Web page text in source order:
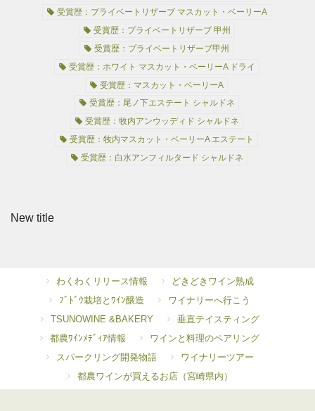
受賞歴：プライベートリザーブ マスカット・ベーリーA
受賞歴：プライベートリザーブ 甲州
受賞歴：プライベートリザーブ甲州
受賞歴：ホワイト マスカット・ベーリーA ドライ
受賞歴：マスカット・ベーリーA
受賞歴：尾ノ下エステート シャルドネ
受賞歴：牧内アンウッディド シャルドネ
受賞歴：牧内マスカット・ベーリーA エステート
受賞歴：白水アンフィルタード シャルドネ
New title
わくわくリリース情報
どきどきワイン熟成
ﾌﾞﾄﾞｳ栽培とﾜｲﾝ醸造
ワイナリーへ行こう
TSUNOWINE &BAKERY
垂直テイスティング
都農ﾜｲﾝﾒﾃﾞｨｱ情報
ワインと料理のペアリング
スパークリング開発物語
ワイナリーツアー
都農ワインが買えるお店（宮崎県内）